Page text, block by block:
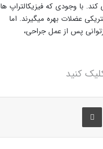
با وجودی که فیزیکالتراپ ها
عضلات بهره میگیرند. اما
پس از عمل جراحی،
کنید
از طریق ایمیل چاپ